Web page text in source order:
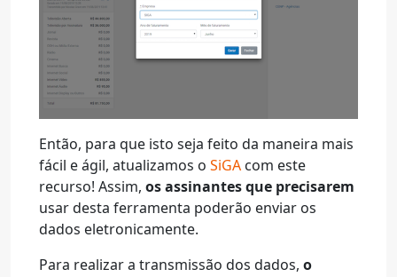
Então, para que isto seja feito da maneira mais
fácil e ágil, atualizamos o SiGA com este
recurso! Assim, os assinantes que precisarem
usar desta ferramenta poderão enviar os
dados eletronicamente.
Para realizar a transmissão dos dados, o